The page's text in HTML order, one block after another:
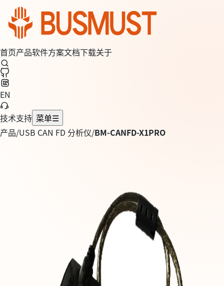
首页产品软件方案文档下载关于
EN
技术支持 菜单☰
产品/USB CAN FD 分析仪/BM-CANFD-X1PRO